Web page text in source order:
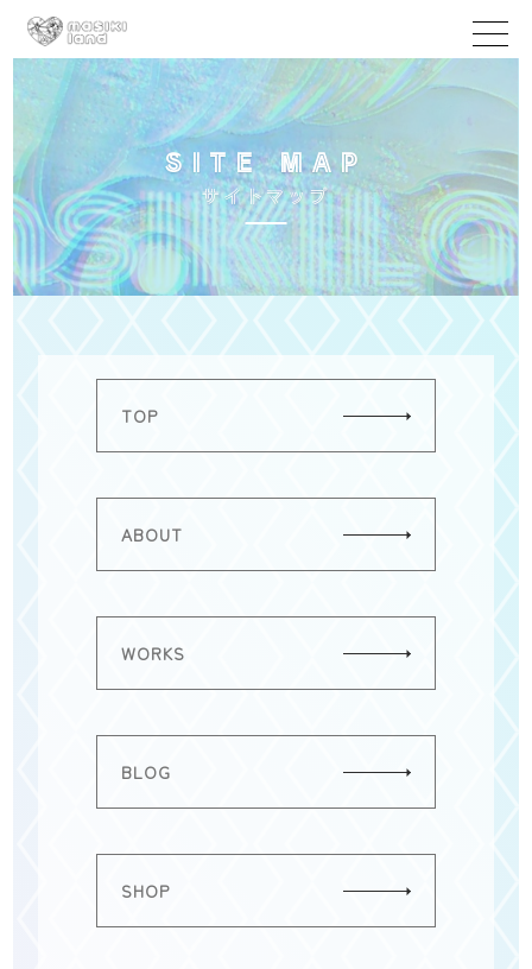
SI TE MAP
サイトマップ
TOP
ABOUT
WORKS
BLOG
SHOP
定休日 / 不定休